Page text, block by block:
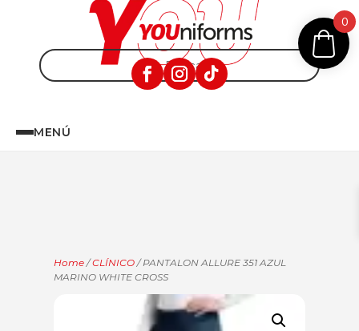
MENÚ
Home /CLÍNICO / PANTALON ALLURE 351 AZUL
MARINO WHITE CROSS
0